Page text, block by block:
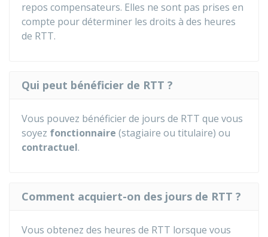
repos compensateurs. Elles ne sont pas prises en
compte pour déterminer les droits à des heures
de RTT.
Qui peut bénéficier de RTT ?
Vous pouvez bénéficier de jours de RTT que vous
soyez fonctionnaire (stagiaire ou titulaire) ou
contractuel.
Comment acquiert-on des jours de RTT ?
Vous obtenez des heures de RTT lorsque vous